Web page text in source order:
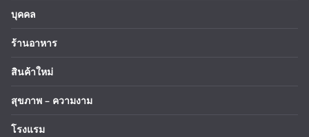
บุคคล
ร้านอาหาร
สินค้าใหม่
สุขภาพ – ความงาม
โรงแรม